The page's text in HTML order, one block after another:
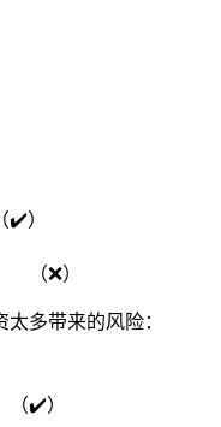
✔️）
（❌）
多带来的风险：
（✔️）